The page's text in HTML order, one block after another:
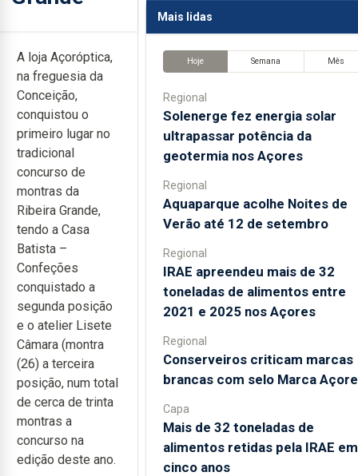
A loja Açoróptica,
na freguesia da
Conceição,
conquistou o
primeiro lugar no
tradicional
concurso de
montras da
Ribeira Grande,
tendo a Casa
Batista –
Confeções
conquistado a
segunda posição
e o atelier Lisete
Câmara (montra
(26) a terceira
posição, num total
de cerca de trinta
montras a
concurso na
edição deste ano.
Mais lidas
Hoje Semana Mês
Regional
Solenerge fez energia solar
ultrapassar potência da
geotermia nos Açores
Regional
Aquaparque acolhe Noites de
Verão até 12 de setembro
Regional
IRAE apreendeu mais de 32
toneladas de alimentos entre
2021 e 2025 nos Açores
Regional
Conserveiros criticam marcas
brancas com selo Marca
Capa
Mais de 32 toneladas de
alimentos retidas pela IRAE em
cinco anos